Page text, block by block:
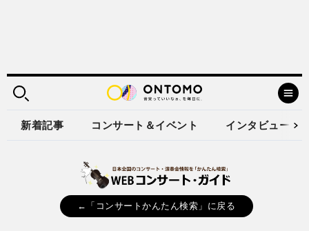
新着記事 コンサート＆イベント インタビュー
←「コンサートかんたん検索」に戻る